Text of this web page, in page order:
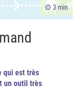
3 min
qui est très
un outil très